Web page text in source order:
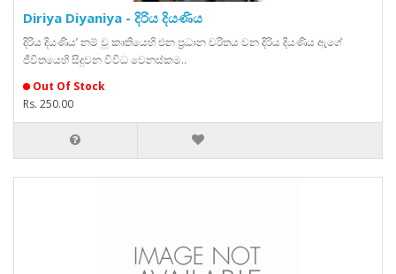
Diriya Diyaniya - දිරිය දියණිය
දිරිය දියණිය’ නම් වූ කෘතියෙහි එන ප‍්‍රධාන චරිතය වන දිරිය දියණිය ඇගේ
ජීවිතයෙහි සිදුවන විවිධ වෙනස්කම..
Out Of Stock
Rs. 250.00